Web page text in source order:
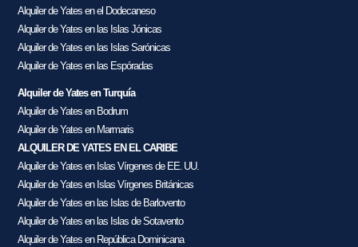
Alquiler de Yates en el Dodecaneso
Alquiler de Yates en las Islas Jónicas
Alquiler de Yates en las Islas Sarónicas
Alquiler de Yates en las Espóradas
Alquiler de Yates en Turquía
Alquiler de Yates en Bodrum
Alquiler de Yates en Marmaris
ALQUILER DE YATES EN EL CARIBE
Alquiler de Yates en Islas Vírgenes de EE. UU.
Alquiler de Yates en Islas Vírgenes Británicas
Alquiler de Yates en las Islas de Barlovento
Alquiler de Yates en las Islas de Sotavento
Alquiler de Yates en República Dominicana